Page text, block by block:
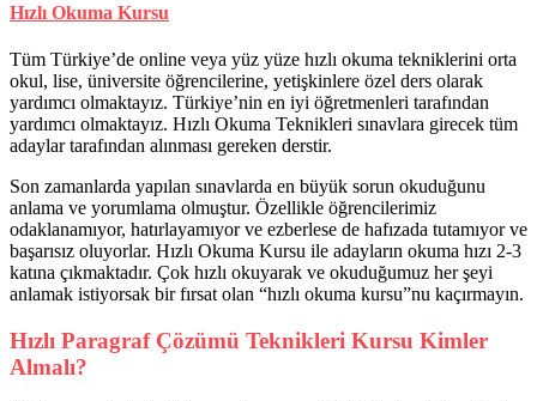
Hızlı Okuma Kursu
Tüm Türkiye’de online veya yüz yüze hızlı okuma tekniklerini orta
okul, lise, üniversite öğrencilerine, yetişkinlere özel ders olarak
yardımcı olmaktayız. Türkiye’nin en iyi öğretmenleri tarafından
yardımcı olmaktayız. Hızlı Okuma Teknikleri sınavlara girecek tüm
adaylar tarafından alınması gereken derstir.
Son zamanlarda yapılan sınavlarda en büyük sorun okuduğunu
anlama ve yorumlama olmuştur. Özellikle öğrencilerimiz
odaklanamıyor, hatırlayamıyor ve ezberlese de hafızada tutamıyor ve
başarısız oluyorlar. Hızlı Okuma Kursu ile adayların okuma hızı 2-3
katına çıkmaktadır. Çok hızlı okuyarak ve okuduğumuz her şeyi
anlamak istiyorsak bir fırsat olan “hızlı okuma kursu”nu kaçırmayın.
Hızlı Paragraf Çözümü Teknikleri Kursu Kimler
Almalı?